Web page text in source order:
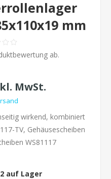
mm
ab.
MwSt.
wirkend, kombiniert
TV, Gehäusescheiben
WS81117
2 auf Lager